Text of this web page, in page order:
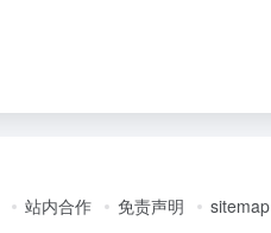
站内合作 免责声明 sitemap